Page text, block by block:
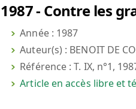
1987 - Contre les
Année : 1987
Auteur(s) : BENOIT DE
Référence : T. IX, n°1,
Article en accès libre et